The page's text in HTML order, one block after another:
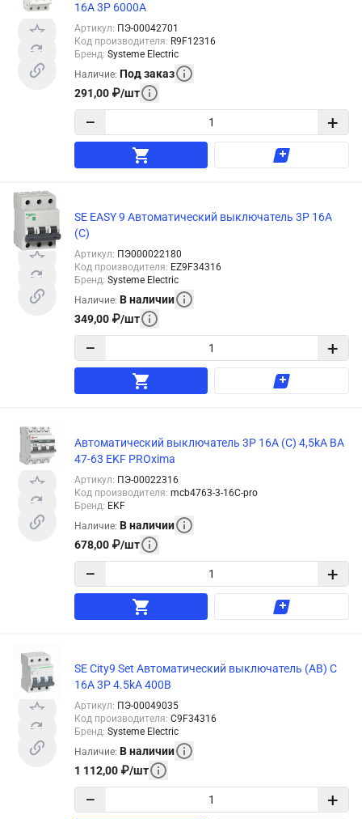
16А 3P 6000A
Артикул: ПЭ-00042701
Код производителя: R9F12316
Бренд: Systeme Electric
Наличие: Под заказ
291,00 ₽/шт
− +
SE EASY 9 Автоматический выключатель 3P 16A
(C)
Артикул: ПЭ000022180
Код производителя: EZ9F34316
Бренд: Systeme Electric
Наличие: В наличии
349,00 ₽/шт
− +
Автоматический выключатель 3P 16А (C) 4,5kA ВА
47-63 EKF PROxima
Артикул: ПЭ-00022316
Код производителя: mcb4763-3-16C-pro
Бренд: EKF
Наличие: В наличии
678,00 ₽/шт
− +
SE City9 Set Автоматический выключатель (АВ) С
16А 3P 4.5kA 400В
Артикул: ПЭ-00049035
Код производителя: C9F34316
Бренд: Systeme Electric
Наличие: В наличии
1 112,00 ₽/шт
− +